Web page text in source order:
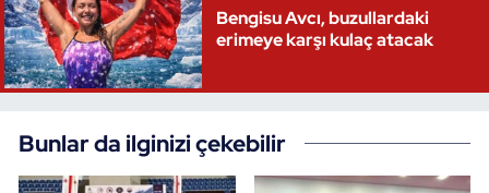
Bengisu Avcı, buzullardaki
erimeye karşı kulaç atacak
Bunlar da ilginizi çekebilir
Yüzme